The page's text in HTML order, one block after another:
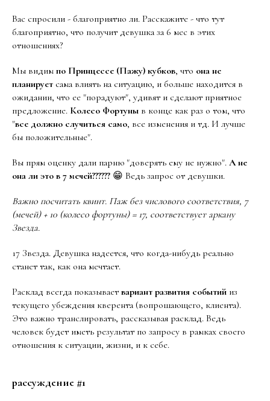
Вас спросили - благоприятно ли. Расскажите - что тут
благоприятно, что получит девушка за 6 мес в этих
отношениях?
Мы видим по Принцессе (Пажу) кубков, что она не
планирует сама влиять на ситуацию, и больше находится в
ожидании, что ее "порадуют", удивят и сделают приятное
предложение. Колесо Фортуны в конце как раз о том, что
"все должно случиться само, все изменения и тд. И лучше
бы положительные".
Вы прям оценку дали парню "доверять ему не нужно". А не
она ли это в 7 мечей?????? 😁 Ведь запрос от девушки.
Важно посчитать квинт. Паж без числового соответствия, 7
(мечей) + 10 (колесо фортуны) = 17, соответствует аркану
Звезда.
17 Звезда. Девушка надеется, что когда-нибудь реально
станет так, как она мечтает.
Расклад всегда показывает вариант развития событий из
текущего убеждения кверента (вопрошающего, клиента).
Это важно транслировать, рассказывая расклад. Ведь
человек будет иметь результат по запросу в рамках своего
отношения к ситуации, жизни, и к себе.
рассуждение #1